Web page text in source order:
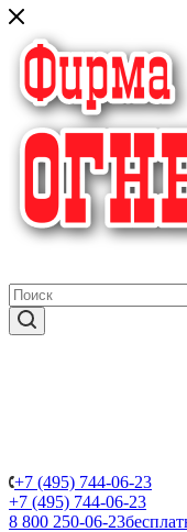
+7 (495) 744-06-23
+7 (495) 744-06-23
8 800 250-06-23